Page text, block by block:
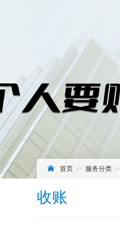
首页 服务分类
收账